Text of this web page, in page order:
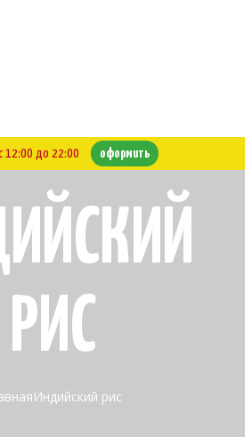
12:00 до 22:00 оформить
РИС
Индийский рис